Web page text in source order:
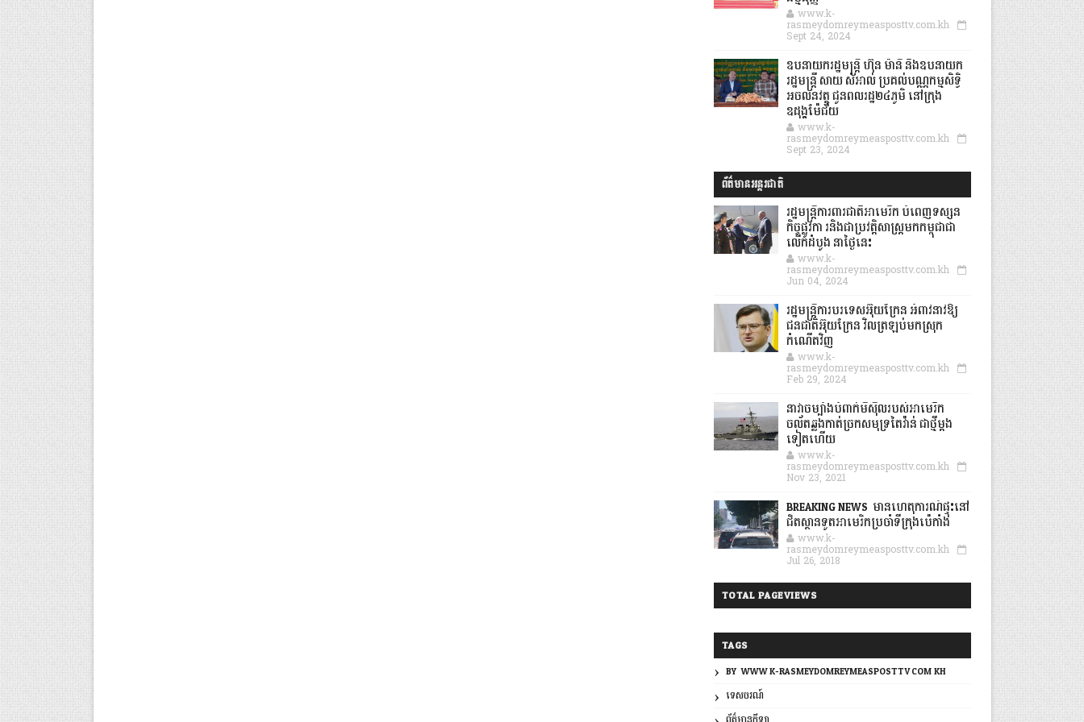
www.k-
rasmeydomreymeasposttv.com.kh
Sept 24, 2024
ឧបនាយករដ្ឋមន្ដ្រី ហ៊ុន ម៉ានី និងឧបនាយក
រដ្ឋមន្ដ្រី សាយ សំអាល់ ប្រគល់បណ្ណកម្មសិទ្ធិ
អចលនវត្ថុ ជូនពលរដ្ឋ២៤ភូមិ នៅក្រុង
ឧដុង្គម៉ែជ័យ
www.k-
rasmeydomreymeasposttv.com.kh
Sept 23, 2024
ព័ត៌មានអន្តរជាតិ
រដ្ឋមន្រ្តីការពារជាតិអាមេរិក បំពេញទស្សន
កិច្ចផ្លូវកា រនិងជាប្រវត្តិសាស្រ្តមកកម្ពុជាជា
លើកដំបូង នាថ្ងៃនេះ
www.k-
rasmeydomreymeasposttv.com.kh
Jun 04, 2024
រដ្ឋមន្ត្រីការបរទេសអ៊ុយក្រែន អំពាវនាវឱ្យ
ជនជាតិអ៊ុយក្រែន វិលត្រឡប់មកស្រុក
កំណើតវិញ
www.k-
rasmeydomreymeasposttv.com.kh
Feb 29, 2024
នាវាចម្បាំងបំពាក់មីស៊ីលរបស់អាមេរិក
ចល័តឆ្លងកាត់ច្រកសមុទ្រតៃវ៉ាន់ ជាថ្មីម្តង
ទៀតហើយ
www.k-
rasmeydomreymeasposttv.com.kh
Nov 23, 2021
BREAKING NEWS: មានហេតុការណ៍ផ្ទុះនៅ
ជិតស្ថានទូតអាមេរិកប្រចាំទីក្រុងប៉េកាំង
www.k-
rasmeydomreymeasposttv.com.kh
Jul 26, 2018
TOTAL PAGEVIEWS
TAGS
BY: WWW.K-RASMEYDOMREYMEASPOSTTV.COM.KH
ទេសចរណ៍